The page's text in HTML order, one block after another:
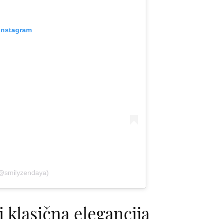
elegancija